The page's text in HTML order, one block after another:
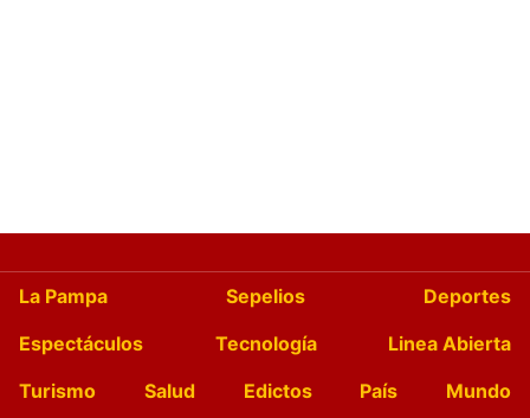
La Pampa Sepelios
Deportes
Espectáculos
Tecnología
Linea Abierta
Turismo
Salud Edictos País
Mundo